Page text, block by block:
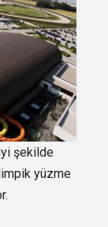
şekilde
yüzme